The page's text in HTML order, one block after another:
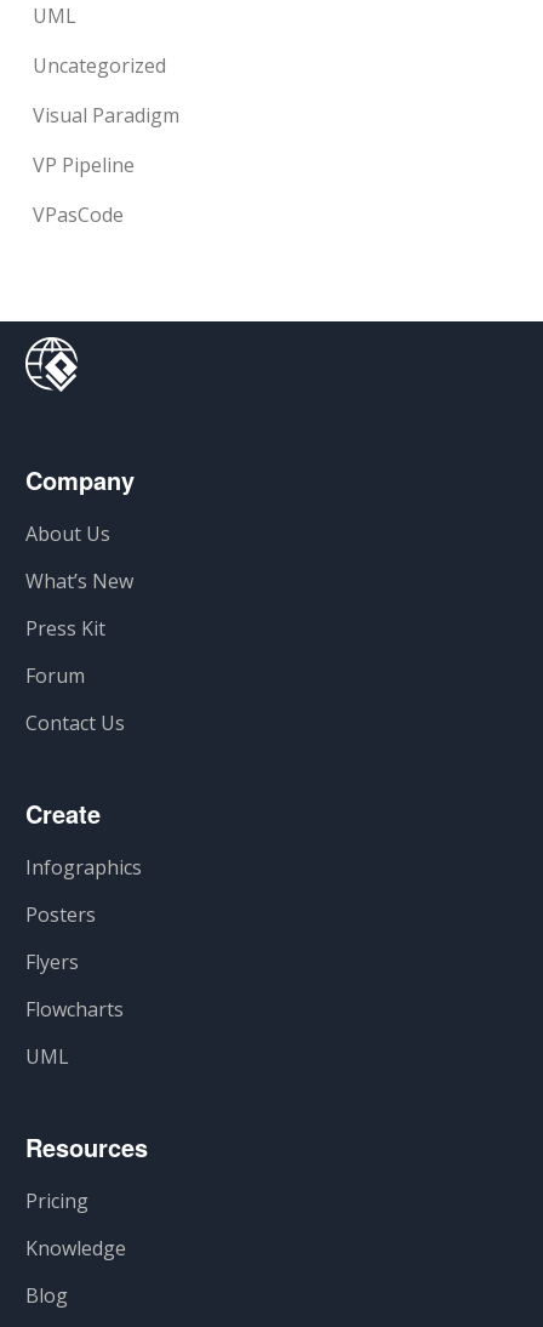
UML
Uncategorized
Visual Paradigm
VP Pipeline
VPasCode
Company
About Us
What’s New
Press Kit
Forum
Contact Us
Create
Infographics
Posters
Flyers
Flowcharts
UML
Resources
Pricing
Knowledge
Blog